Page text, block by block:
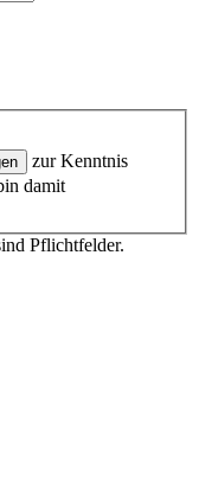
zur Kenntnis
damit
Pflichtfelder.